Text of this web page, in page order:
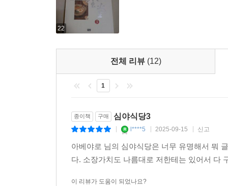
22
전체 리뷰 (12)
1
종이책 구매 심야식당3
l****5 2025-09-15 신고
아베야로 님의 심야식당은 너무 유명해서 뭐
다. 소장가치도 나름대로 저한테는 있어서 다
이 리뷰가 도움이 되었나요?